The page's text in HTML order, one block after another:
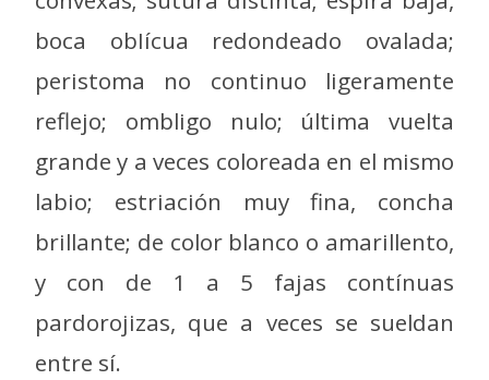
boca obIícua redondeado ovalada;
peristoma no continuo ligeramente
reflejo; ombligo nulo; última vuelta
grande y a veces coloreada en el mismo
labio; estriación muy fina, concha
brillante; de color blanco o amarillento,
y con de 1 a 5 fajas contínuas
pardorojizas, que a veces se sueldan
entre sí.